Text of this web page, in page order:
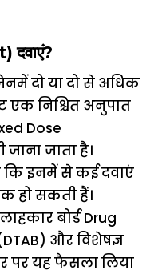
दवाएं?
दो या दो से अधिक
एक निश्चित अनुपात
Dose
जाता है।
कि इनमें से कई दवाएं
हो सकती हैं।
बोर्ड Drug
और विशेषज्ञ
पर यह फैसला लिया